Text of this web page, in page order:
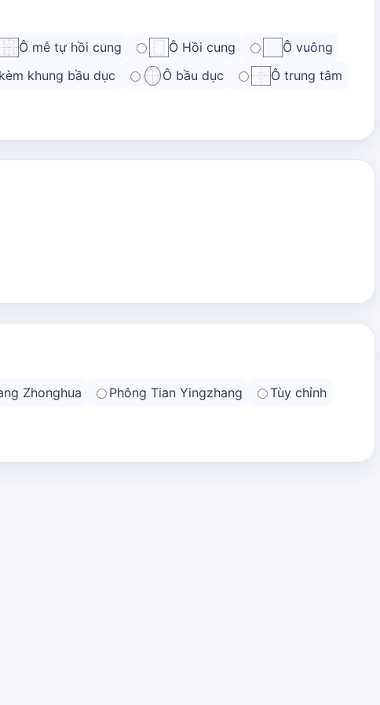
Ô mễ tự hồi cung Ô Hồi cung
Ô vuông
khung bầu dục Ô bầu dục
Ô trung tâm
Zhonghua Phông Tian Yingzhang
Tùy chỉnh